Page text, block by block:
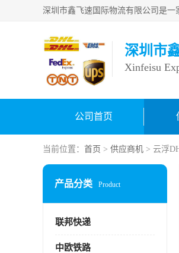
深圳市
Xinfeisu
公司首页
当前位置： 首页 > 供应商机 > 云浮
产品分类 Product
联邦快递
中欧铁路